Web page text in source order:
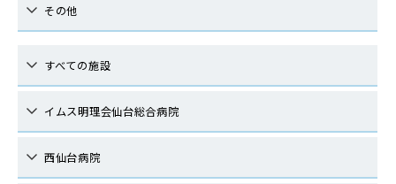
その他
すべての施設
イムス明理会仙台総合病院
西仙台病院